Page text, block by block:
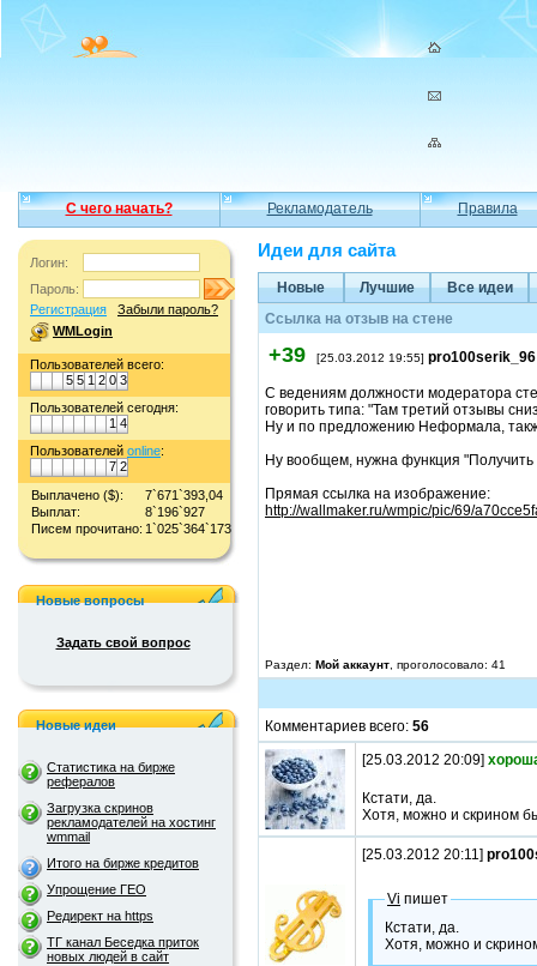
С чего начать? Рекламодатель Правила
Логин:
Пароль:
Регистрация
Забыли пароль?
WMLogin
Пользователей всего:
5 5 1 2 0 3
Пользователей сегодня:
1 4
Пользователей online:
7 2
Выплачено ($):
7`671`393,04
Выплат:
8`196`927
Писем прочитано: 1`025`364`173
Новые вопросы
Задать свой вопрос
Новые идеи
Статистика на бирже
рефералов
Загрузка скринов
рекламодателей на хостинг
wmmail
Итого на бирже кредитов
Упрощение ГЕО
Редирект на https
ТГ канал Беседка приток
новых людей в сайт
Идеи для сайта
Новые Лучшие
Все идеи
Ссылка на отзыв на стене
+39 [25.03.2012 19:55] pro100serik_96
С ведениям должности модератора
говорить типа: "Там третий отзывы
Ну и по предложению Неформала,
Ну вообщем, нужна функция "Получить
Прямая ссылка на изображение:
http://wallmaker.ru/wmpic/pic/69/
Раздел: Мой аккаунт , проголосовало: 41
Комментариев всего: 56
[25.03.2012 20:09]
Кстати, да.
Хотя, можно и скрином
[25.03.2012 20:11]
Vi пишет
Кстати, да.
Хотя, можно и